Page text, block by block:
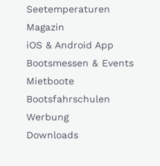
Seetemperaturen
Magazin
iOS & Android App
Bootsmessen & Events
Mietboote
Bootsfahrschulen
Werbung
Downloads